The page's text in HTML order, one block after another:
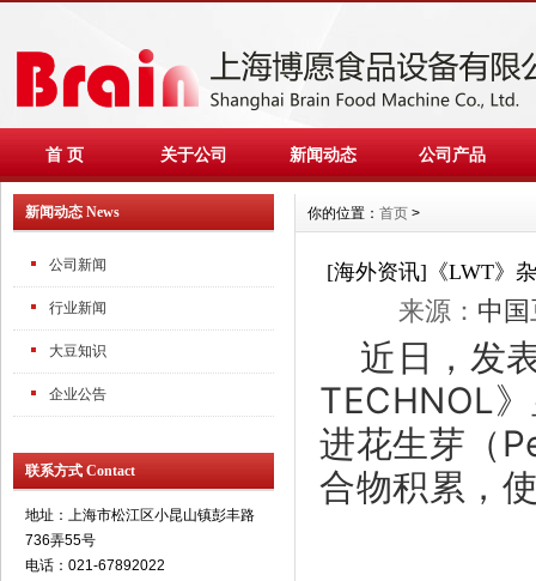
首 页 关于公司 新闻动态 公司产品
新闻动态 News
公司新闻
行业新闻
大豆知识
企业公告
联系方式 Contact
地址：上海市松江区小昆山镇彭丰路
736弄55号
电话：021-67892022
你的位置： 首页 >
[海外资讯]《LWT》
来源： 中
近日，发
TECHNOL
进花生芽（
合物积累，